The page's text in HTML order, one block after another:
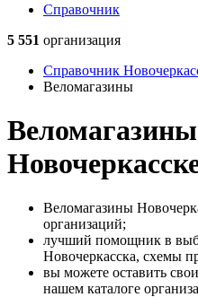
Справочник
5 551 организация
Справочник
Веломагазины
Веломагазины
организаций;
лучший помощник в
Новочеркасска, схемы
вы можете оставить
нашем каталоге